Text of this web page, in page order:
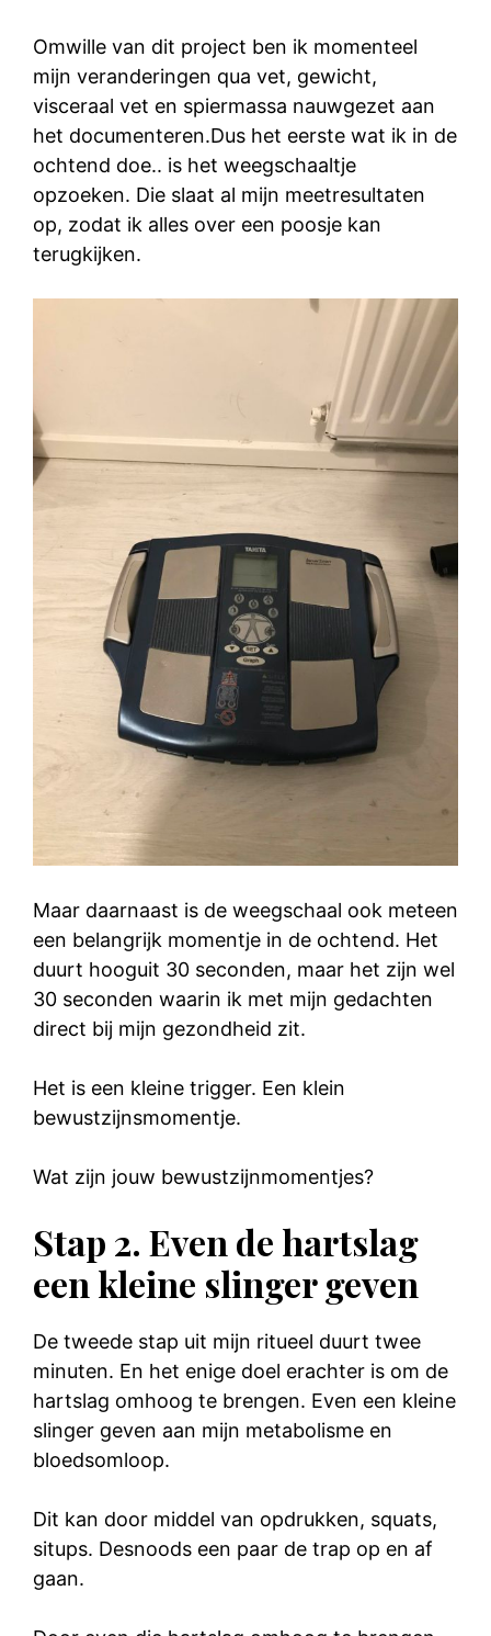
Omwille van dit project ben ik momenteel
mijn veranderingen qua vet, gewicht,
visceraal vet en spiermassa nauwgezet aan
het documenteren.Dus het eerste wat ik in de
ochtend doe.. is het weegschaaltje
opzoeken. Die slaat al mijn meetresultaten
op, zodat ik alles over een poosje kan
terugkijken.
Maar daarnaast is de weegschaal ook meteen
een belangrijk momentje in de ochtend. Het
duurt hooguit 30 seconden, maar het zijn wel
30 seconden waarin ik met mijn gedachten
direct bij mijn gezondheid zit.
Het is een kleine trigger. Een klein
bewustzijnsmomentje.
Wat zijn jouw bewustzijnmomentjes?
Stap 2. Even de hartslag
een kleine slinger geven
De tweede stap uit mijn ritueel duurt twee
minuten. En het enige doel erachter is om de
hartslag omhoog te brengen. Even een kleine
slinger geven aan mijn metabolisme en
bloedsomloop.
Dit kan door middel van opdrukken, squats,
situps. Desnoods een paar de trap op en af
gaan.